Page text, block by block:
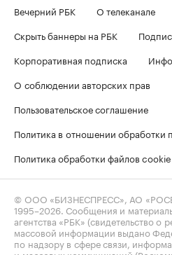
Вечерний РБК
О телеканале
Скрыть баннеры на РБК
Корпоративная подписка
О соблюдении авторских прав
Пользовательское соглашение
Политика в отношении обработки
Политика обработки файлов cookie
© ООО «БИЗНЕСПРЕСС», АО
1995–2026. Сообщения и
агентства «РБК» (свидетельство о
массовой информации выдано
по надзору в сфере связи,